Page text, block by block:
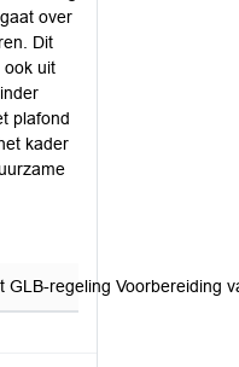
over
Dit
ook uit
plafond
kader
regeling